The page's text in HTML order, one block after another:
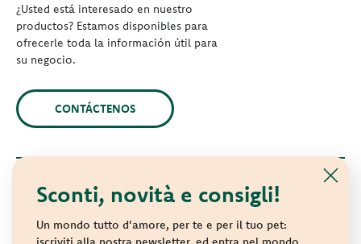
Sconti, novità e consigli!
Un mondo tutto d'amore, per te e per il tuo pet:
¿Usted está interesado en nuestro
productos? Estamos disponibles para
ofrecerle toda la información útil para
su negocio.
CONTÁCTENOS
© 2021 Oasy. Todos los derechos reservados.
Wonderfood S.p.A. Strada dei Censiti, 2 - 47891 Repubblica di
San Marino - C.o.E. SM 04018